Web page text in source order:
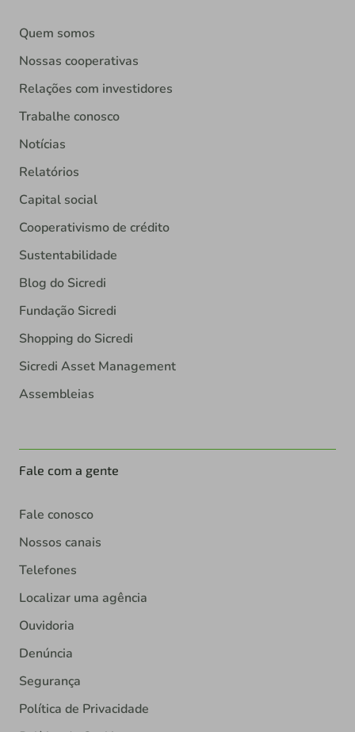
Quem somos
Nossas cooperativas
Relações com investidores
Trabalhe conosco
Notícias
Relatórios
Capital social
Cooperativismo de crédito
Sustentabilidade
Blog do Sicredi
Fundação Sicredi
Shopping do Sicredi
Sicredi Asset Management
Assembleias
Fale com a gente
Fale conosco
Nossos canais
Telefones
Localizar uma agência
Ouvidoria
Denúncia
Segurança
Política de Privacidade